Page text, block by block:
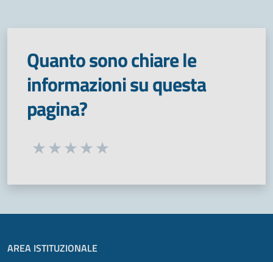
Quanto sono chiare le
informazioni su questa
pagina?
Seleziona una valutazione da 1 a 5 stelle
AREA ISTITUZIONALE